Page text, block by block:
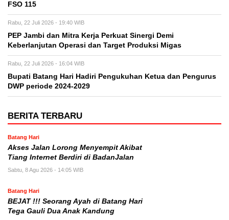
FSO 115
Rabu, 22 Juli 2026 - 19:40 WIB
PEP Jambi dan Mitra Kerja Perkuat Sinergi Demi
Keberlanjutan Operasi dan Target Produksi Migas
Rabu, 22 Juli 2026 - 16:04 WIB
Bupati Batang Hari Hadiri Pengukuhan Ketua dan Pengurus
DWP periode 2024-2029
BERITA TERBARU
Batang Hari
Akses Jalan Lorong Menyempit Akibat
Tiang Internet Berdiri di BadanJalan
Sabtu, 8 Agu 2026 - 14:05 WIB
Batang Hari
BEJAT !!! Seorang Ayah di Batang Hari
Tega Gauli Dua Anak Kandung